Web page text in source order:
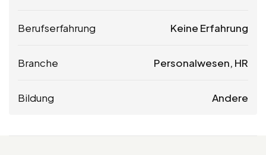
Berufserfahrung Keine Erfahrung
Branche Personalwesen, HR
Bildung Andere